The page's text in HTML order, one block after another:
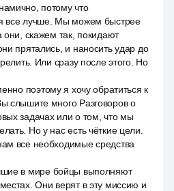
потому что
все лучше. Мы можем быстрее
они, скажем так, покидают
прятались, и наносить удар до
Или сразу после этого. Но
поэтому я хочу обратиться к
слышите много Разговоров о
задачах или о том, что мы
Но у нас есть чёткие цели.
все необходимые средства
в мире бойцы выполняют
Они верят в эту миссию и